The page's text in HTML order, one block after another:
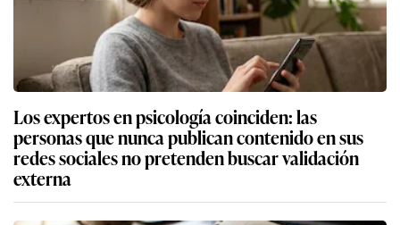
Los expertos en psicología coinciden: las
personas que nunca publican contenido en sus
redes sociales no pretenden buscar validación
externa